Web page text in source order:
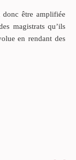
être amplifiée
magistrats qu’ils
en rendant des